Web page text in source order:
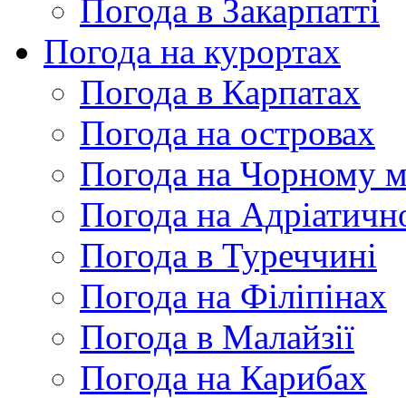
Погода в Закарпатті
Погода на курортах
Погода в Карпатах
Погода на островах
Погода на Чорному
Погода на
Погода в Туреччині
Погода на Філіпінах
Погода в Малайзії
Погода на Карибах